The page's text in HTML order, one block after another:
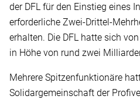
der DFL für den Einstieg eines
erforderliche Zwei-Drittel-
erhalten. Die DFL hatte sich
in Höhe von rund zwei
Mehrere Spitzenfunktionäre
Solidargemeinschaft der